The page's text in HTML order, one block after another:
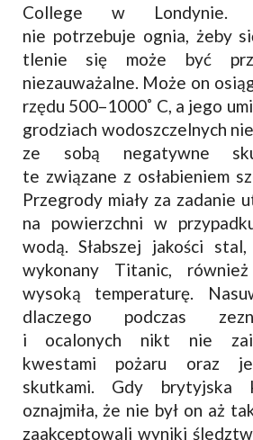
College w Londynie.
nie potrzebuje ognia, żeby
tlenie się może być
niezauważalne. Może on
rzędu 500–1000˚ C, a jego
grodziach wodoszczelnych
ze sobą negatywne
te związane z osłabieniem
Przegrody miały za zadanie
na powierzchni w
wodą. Słabszej jakości
wykonany Titanic,
wysoką temperaturę.
dlaczego podczas
i ocalonych nikt nie
kwestami pożaru oraz
skutkami. Gdy brytyjska
oznajmiła, że nie był on aż
zaakceptowali wyniki